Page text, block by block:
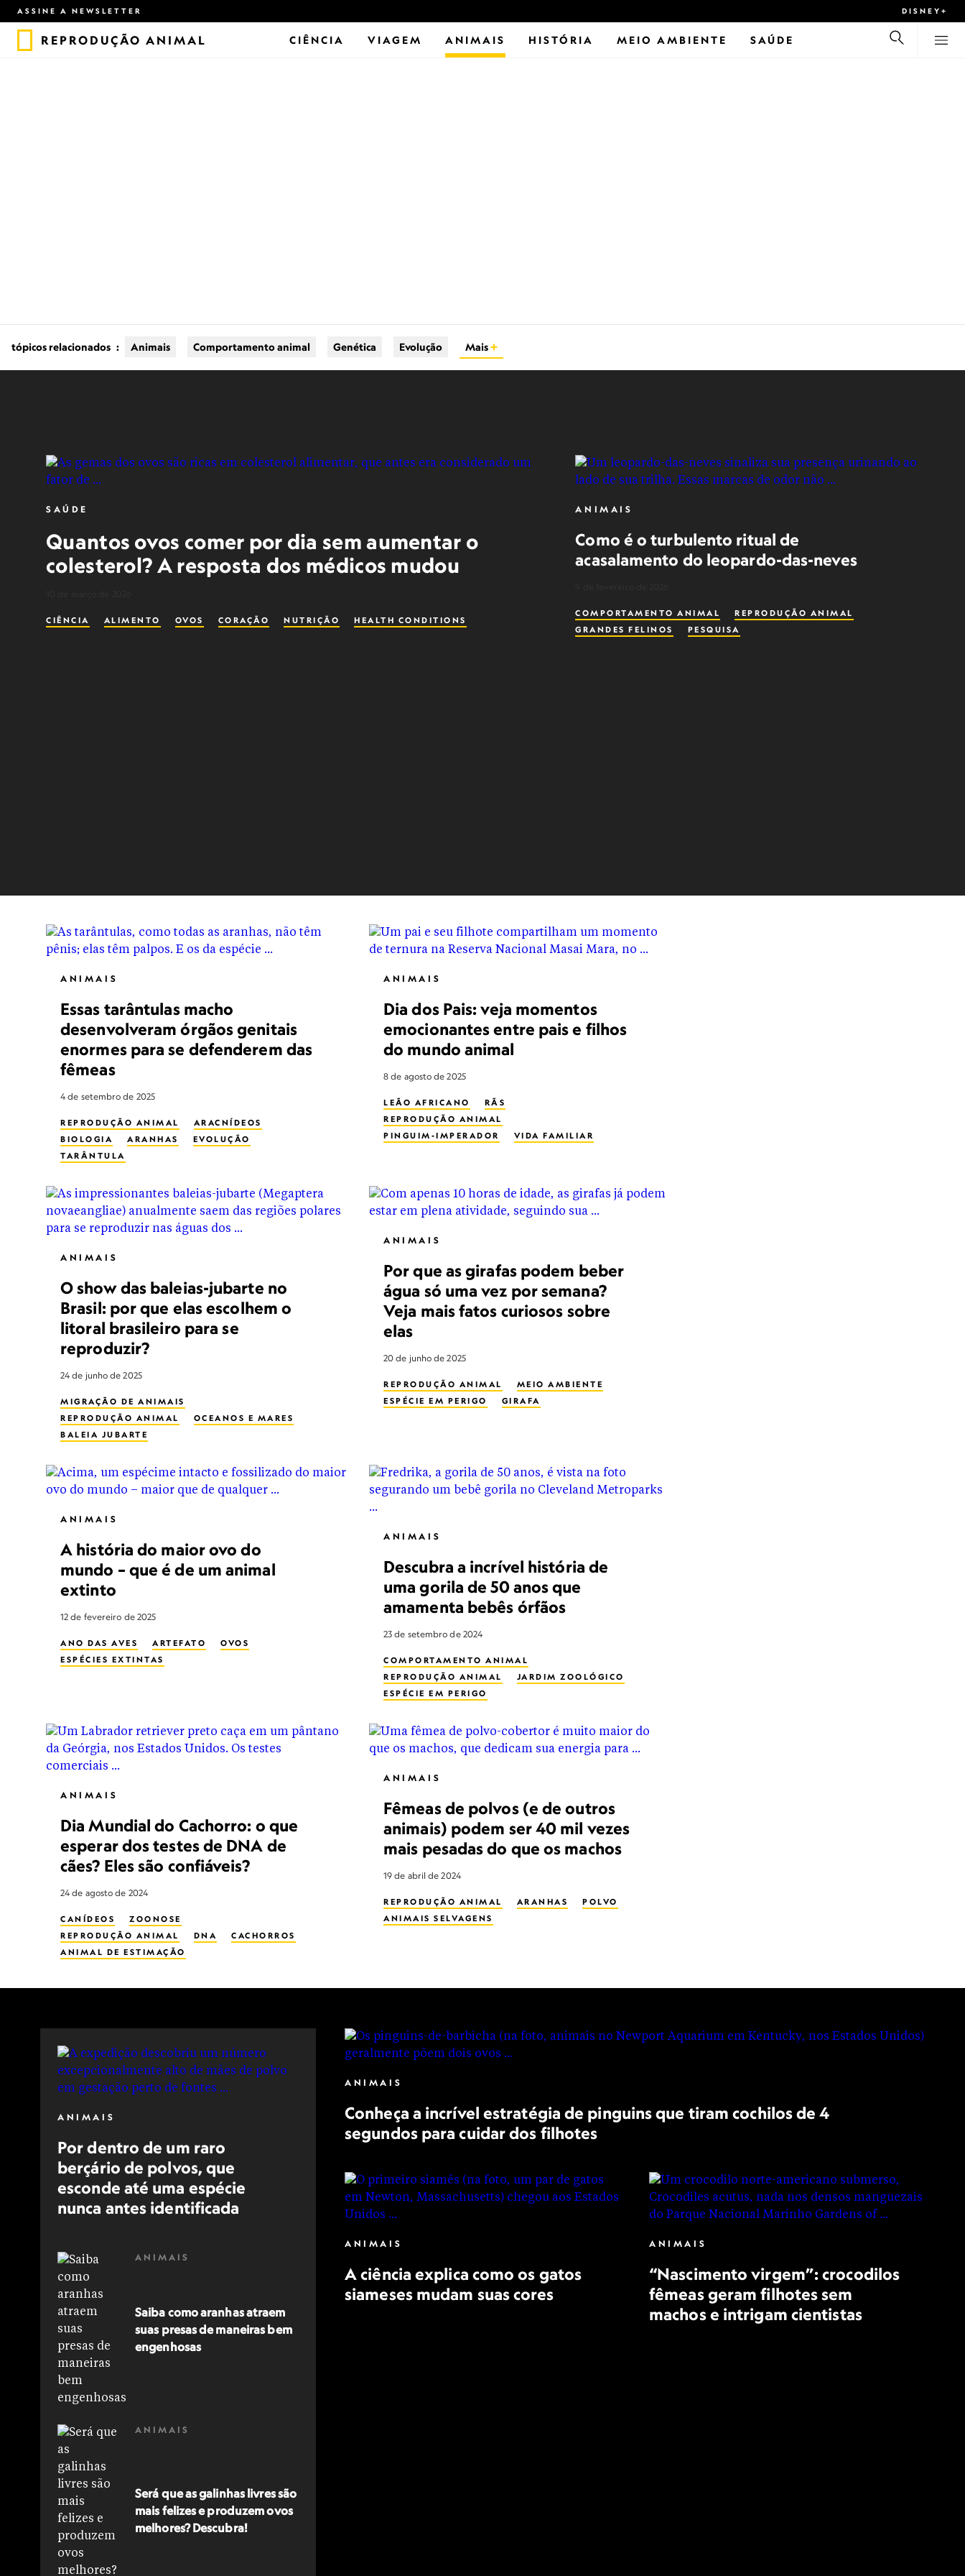
ASSINE A NEWSLETTER DISNEY+
REPRODUÇÃO ANIMAL CIÊNCIA VIAGEM ANIMAIS HISTÓRIA MEIO AMBIENTE SAÚDE
tópicos relacionados : Animais Comportamento animal Genética Evolução Mais
SAÚDE
Quantos ovos comer por dia sem aumentar o
colesterol? A resposta dos médicos mudou
CIÊNCIA ALIMENTO OVOS CORAÇÃO NUTRIÇÃO HEALTH CONDITIONS
ANIMAIS
Como é o turbulento ritual de
acasalamento do leopardo-das-neves
COMPORTAMENTO ANIMAL
REPRODUÇÃO ANIMAL
GRANDES FELINOS
PESQUISA
ANIMAIS
Essas tarântulas macho
desenvolveram órgãos genitais
enormes para se defenderem das
fêmeas
4 de setembro de 2025
REPRODUÇÃO ANIMAL
ARACNÍDEOS
BIOLOGIA
ARANHAS
EVOLUÇÃO
TARÂNTULA
ANIMAIS
Dia dos Pais: veja momentos
emocionantes entre pais e filhos
do mundo animal
8 de agosto de 2025
LEÃO AFRICANO
RÃS
REPRODUÇÃO ANIMAL
PINGUIM-IMPERADOR
VIDA FAMILIAR
ANIMAIS
O show das baleias-jubarte no
Brasil: por que elas escolhem o
litoral brasileiro para se
reproduzir?
24 de junho de 2025
MIGRAÇÃO DE ANIMAIS
REPRODUÇÃO ANIMAL
OCEANOS E MARES
BALEIA JUBARTE
ANIMAIS
Por que as girafas podem beber
água só uma vez por semana?
Veja mais fatos curiosos sobre
elas
20 de junho de 2025
REPRODUÇÃO ANIMAL
MEIO AMBIENTE
ESPÉCIE EM PERIGO
GIRAFA
ANIMAIS
A história do maior ovo do
mundo – que é de um animal
extinto
12 de fevereiro de 2025
ANO DAS AVES ARTEFATO
OVOS
ESPÉCIES EXTINTAS
ANIMAIS
Descubra a incrível história de
uma gorila de 50 anos que
amamenta bebês órfãos
23 de setembro de 2024
COMPORTAMENTO ANIMAL
REPRODUÇÃO ANIMAL
JARDIM ZOOLÓGICO
ESPÉCIE EM PERIGO
ANIMAIS
Dia Mundial do Cachorro: o que
esperar dos testes de DNA de
cães? Eles são confiáveis?
24 de agosto de 2024
CANÍDEOS
ZOONOSE
REPRODUÇÃO ANIMAL
DNA
CACHORROS
ANIMAL DE ESTIMAÇÃO
ANIMAIS
Fêmeas de polvos (e de outros
animais) podem ser 40 mil vezes
mais pesadas do que os machos
19 de abril de 2024
REPRODUÇÃO ANIMAL ARANHAS
POLVO
ANIMAIS SELVAGENS
ANIMAIS
Por dentro de um raro
berçário de polvos, que
esconde até uma espécie
nunca antes identificada
ANIMAIS
Saiba como aranhas atraem
suas presas de maneiras bem
engenhosas
ANIMAIS
Será que as galinhas livres são
mais felizes e produzem ovos
melhores? Descubra!
ANIMAIS
Conheça a incrível estratégia de pinguins que tiram cochilos de 4
segundos para cuidar dos filhotes
ANIMAIS
A ciência explica como os gatos
siameses mudam suas cores
ANIMAIS
“Nascimento virgem”: crocodilos
fêmeas geram filhotes sem
machos e intrigam cientistas